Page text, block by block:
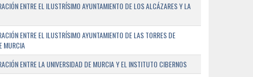
ENTRE EL ILUSTRÍSIMO AYUNTAMIENTO DE LOS ALCÁZARES Y LA
ENTRE EL ILUSTRÍSIMO AYUNTAMIENTO DE LAS TORRES DE
MURCIA
ENTRE LA UNIVERSIDAD DE MURCIA Y EL INSTITUTO CIBERNOS